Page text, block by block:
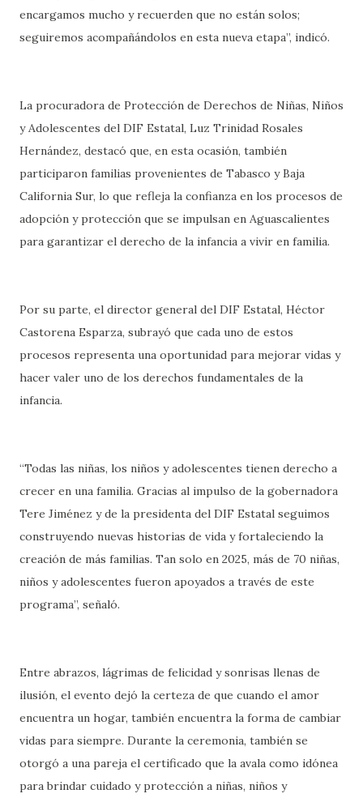
encargamos mucho y recuerden que no están solos;
seguiremos acompañándolos en esta nueva etapa”, indicó.
La procuradora de Protección de Derechos de Niñas, Niños
y Adolescentes del DIF Estatal, Luz Trinidad Rosales
Hernández, destacó que, en esta ocasión, también
participaron familias provenientes de Tabasco y Baja
California Sur, lo que refleja la confianza en los procesos de
adopción y protección que se impulsan en Aguascalientes
para garantizar el derecho de la infancia a vivir en familia.
Por su parte, el director general del DIF Estatal, Héctor
Castorena Esparza, subrayó que cada uno de estos
procesos representa una oportunidad para mejorar vidas y
hacer valer uno de los derechos fundamentales de la
infancia.
“Todas las niñas, los niños y adolescentes tienen derecho a
crecer en una familia. Gracias al impulso de la gobernadora
Tere Jiménez y de la presidenta del DIF Estatal seguimos
construyendo nuevas historias de vida y fortaleciendo la
creación de más familias. Tan solo en 2025, más de 70 niñas,
niños y adolescentes fueron apoyados a través de este
programa”, señaló.
Entre abrazos, lágrimas de felicidad y sonrisas llenas de
ilusión, el evento dejó la certeza de que cuando el amor
encuentra un hogar, también encuentra la forma de cambiar
vidas para siempre. Durante la ceremonia, también se
otorgó a una pareja el certificado que la avala como idónea
para brindar cuidado y protección a niñas, niños y